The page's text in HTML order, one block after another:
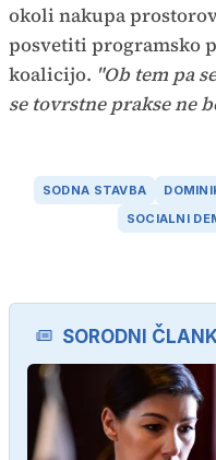
okoli nakupa
posvetiti programsko
koalicijo. "Ob tem pa
se tovrstne prakse ne
SODNA STAVBA
SOCIALNI
SORODNI